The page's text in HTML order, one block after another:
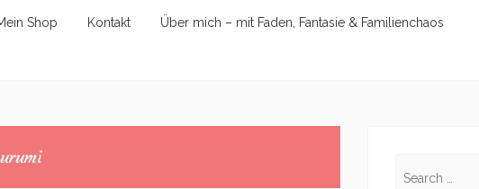
Shop Kontakt Über mich – mit Faden, Fantasie & Familienchaos